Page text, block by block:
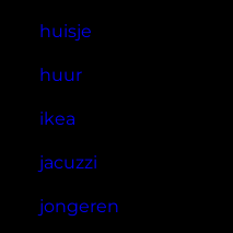
huisje
huur
ikea
jacuzzi
jongeren